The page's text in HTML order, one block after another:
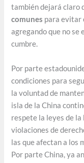
también dejará claro
comunes para evitar
agregando que no se
cumbre.
Por parte
condiciones para
la voluntad de
isla de la China
respete la leyes de la
violaciones de
las que afectan a los
Por parte China, ya